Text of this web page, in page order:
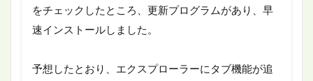
をチェックしたところ、更新プログラムがあり、早
速インストールしました。
予想したとおり、エクスプローラーにタブ機能が追